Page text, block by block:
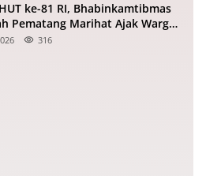
ke-81 RI, Bhabinkamtibmas
Pematang Marihat Ajak Warga
Putih
316